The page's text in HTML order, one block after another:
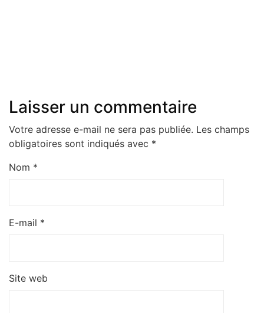
Laisser un commentaire
Votre adresse e-mail ne sera pas publiée. Les champs
obligatoires sont indiqués avec *
Nom *
E-mail *
Site web